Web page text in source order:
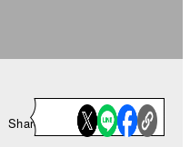
Share